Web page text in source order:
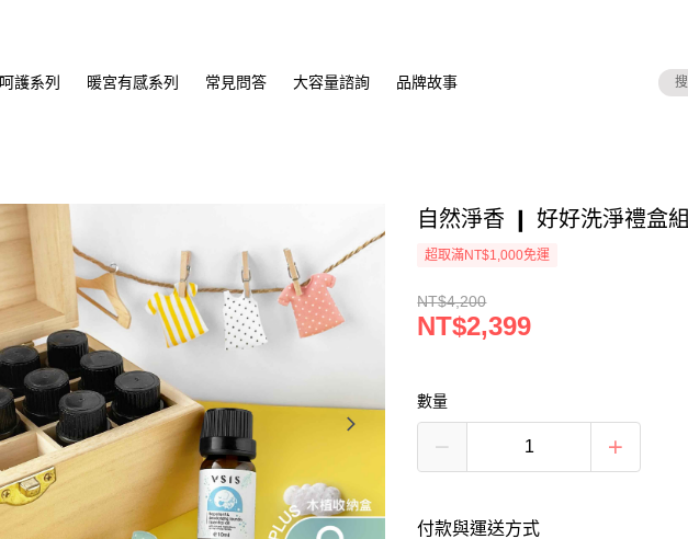
護系列 暖宮有感系列 常見問答 大容量諮詢 品牌故事
自然淨香 ❙ 好好洗淨禮盒組
超取滿NT$1,000免運
NT$4,200
NT$2,399
數量
付款與運送方式